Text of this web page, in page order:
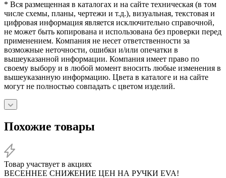
* Вся размещенная в каталогах и на сайте техническая (в том
числе схемы, планы, чертежи и т.д.), визуальная, текстовая и
цифровая информация является исключительно справочной,
не может быть копирована и использована без проверки перед
применением. Компания не несет ответственности за
возможные неточности, ошибки и/или опечатки в
вышеуказанной информации. Компания имеет право по
своему выбору и в любой момент вносить любые изменения в
вышеуказанную информацию. Цвета в каталоге и на сайте
могут не полностью совпадать с цветом изделий.
Похожие товары
Товар участвует в акциях
ВЕСЕННЕЕ СНИЖЕНИЕ ЦЕН НА РУЧКИ EVA!